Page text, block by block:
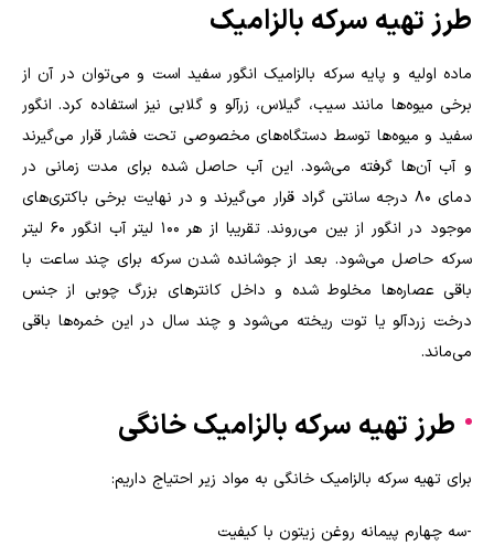
طرز تهیه سرکه بالزامیک
ماده اولیه و پایه سرکه بالزامیک انگور سفید است و می‌توان در آن از
برخی میوه‌ها مانند سیب، گیلاس، زرآلو و گلابی نیز استفاده کرد. انگور
سفید و میوه‌ها توسط دستگاه‌های مخصوصی تحت فشار قرار می‌گیرند
و آب آن‌ها گرفته می‌شود. این آب حاصل شده برای مدت زمانی در
دمای ۸۰ درجه سانتی گراد قرار می‌گیرند و در نهایت برخی باکتری‌های
موجود در انگور از بین می‌روند. تقریبا از هر ۱۰۰ لیتر آب انگور ۶۰ لیتر
سرکه حاصل می‌شود. بعد از جوشانده شدن سرکه برای چند ساعت با
باقی عصاره‌ها مخلوط شده و داخل کانترهای بزرگ چوبی از جنس
درخت زردآلو یا توت ریخته می‌شود و چند سال در این خمره‌ها باقی
می‌ماند.
طرز تهیه سرکه بالزامیک خانگی
برای تهیه سرکه بالزامیک خانگی به مواد زیر احتیاج داریم:
-سه چهارم پیمانه روغن زیتون با کیفیت